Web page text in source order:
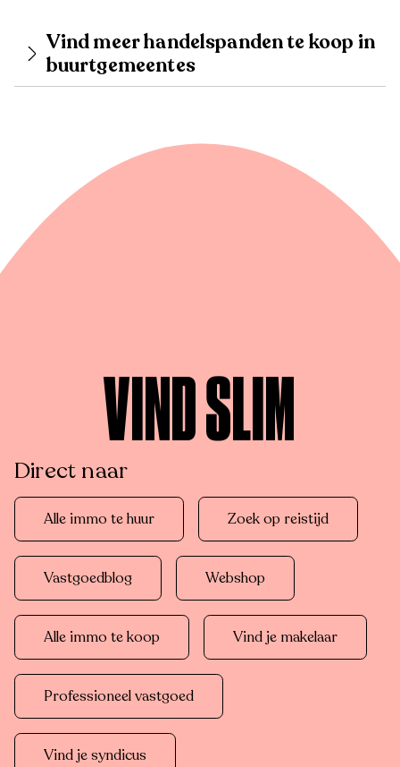
Vind meer handelspanden te koop in
buurtgemeentes
VIND SLIM
Direct naar
Alle immo te huur Zoek op reistijd
Vastgoedblog Webshop
Alle immo te koop Vind je makelaar
Professioneel vastgoed
Vind je syndicus